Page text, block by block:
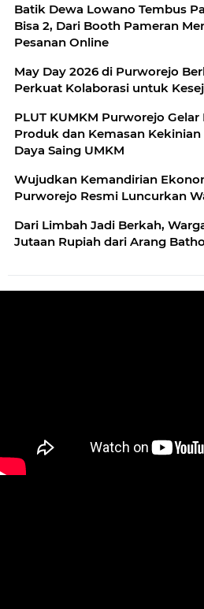
Batik Dewa Lowano Tembus
Bisa 2, Dari Booth Pameran
Pesanan Online
May Day 2026 di Purworejo
Perkuat Kolaborasi untuk
PLUT KUMKM Purworejo
Produk dan Kemasan
Daya Saing UMKM
Wujudkan Kemandirian
Purworejo Resmi Luncurkan
Dari Limbah Jadi Berkah,
Jutaan Rupiah dari Arang